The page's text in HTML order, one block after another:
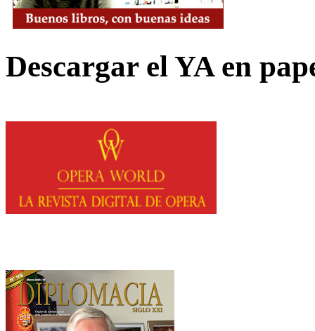
Descargar el YA en